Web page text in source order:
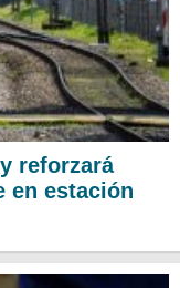
reforzará
en estación